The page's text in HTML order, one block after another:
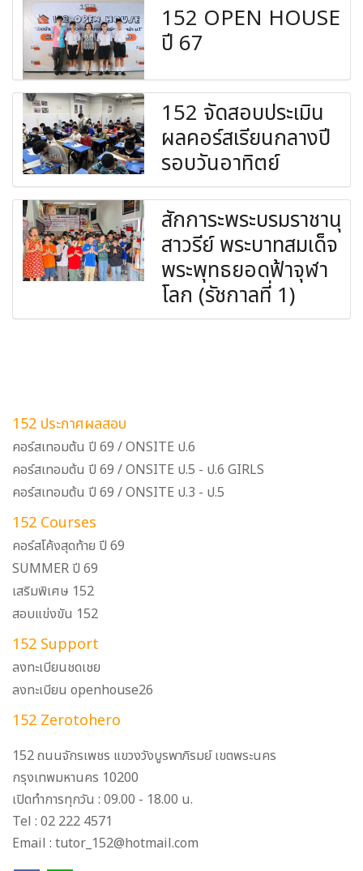
152 OPEN HOUSE
ปี 67
152 จัดสอบประเมิน
ผลคอร์สเรียนกลางปี
รอบวันอาทิตย์
สักการะพระบรมราชานุ
สาวรีย์ พระบาทสมเด็จ
พระพุทธยอดฟ้าจุฬา
โลก (รัชกาลที่ 1)
152 ประกาศผลสอบ
คอร์สเทอมต้น ปี 69 / ONSITE ป.6
คอร์สเทอมต้น ปี 69 / ONSITE ป.5 - ป.6 GIRLS
คอร์สเทอมต้น ปี 69 / ONSITE ป.3 - ป.5
152 Courses
คอร์สโค้งสุดท้าย ปี 69
SUMMER ปี 69
เสริมพิเศษ 152
สอบแข่งขัน 152
152 Support
ลงทะเบียนชดเชย
ลงทะเบียน openhouse26
152 Zerotohero
152 ถนนจักรเพชร แขวงวังบูรพาภิรมย์ เขตพระนคร
กรุงเทพมหานคร 10200
เปิดทำการทุกวัน : 09.00 - 18.00 น.
Tel : 02 222 4571
Email : tutor_152@hotmail.com